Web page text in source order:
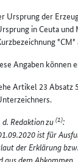
Ursprung der
in Ceuta
"CM"
Angaben können
Artikel 23 Absatz
d. Redaktionzu(1):
ist für
der Erklärung
aus dem Abkommen.